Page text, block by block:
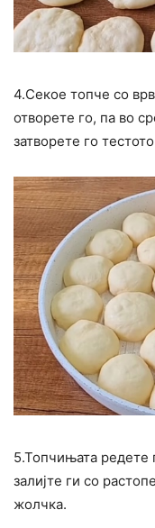
4.Секое топче со
отворете го, па во
затворете го
5.Топчињата редете
залијте ги со
жолчка.